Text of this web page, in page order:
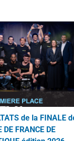
de la FINALE
DE FRANCE DE